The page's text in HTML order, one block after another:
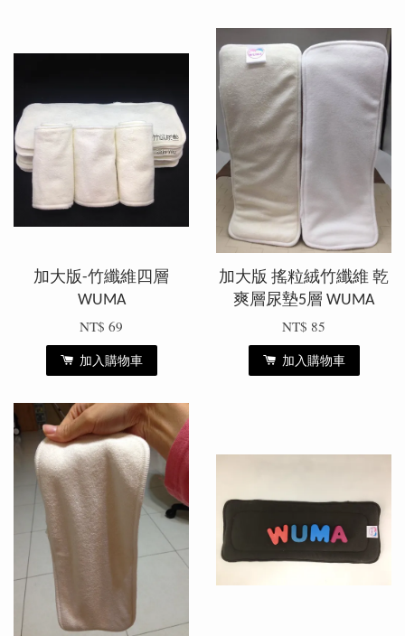
加大版-竹纖維四層
WUMA
NT$ 69
加入購物車
加大版 搖粒絨竹纖維 乾
爽層尿墊5層 WUMA
NT$ 85
加入購物車